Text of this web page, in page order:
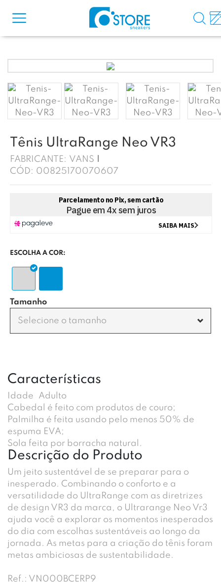
Tênis UltraRange Neo VR3
FABRICANTE: VANS
CÓD: 00825170070607
ESCOLHA A COR:
Tamanho
Selecione o tamanho
Características
Idade
Adulto
Cabedal é feito com produtos de couro;
Palmilha é feita usando pelo menos 50% de
espuma EVA;
Sola feita por borracha natural.
Descrição do Produto
Um jeito sustentável de se preparar para o
inesperado. Combinando o conforto e a
versatilidade do UltraRange com as diretrizes
de design VR3 da marca, o Ultrarange Neo Vr3
ajuda você a explorar os momentos inesperados
do dia com escolhas sustentáveis ao longo da
jornada. As metas para a criação do tênis foram
metas ambiciosas de sustentabilidade.
Ref.: VN000BCERP9